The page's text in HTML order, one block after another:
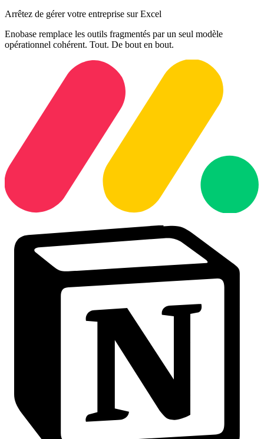
Arrêtez de gérer votre entreprise sur Excel
Enobase remplace les outils fragmentés par un seul modèle
opérationnel cohérent. Tout. De bout en bout.